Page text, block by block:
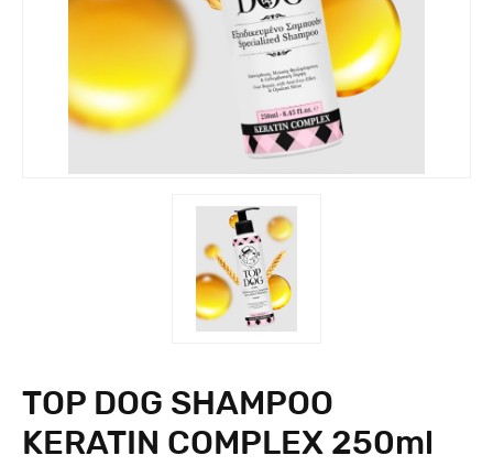
TOP DOG SHAMPOO
KERATIN COMPLEX 250ml